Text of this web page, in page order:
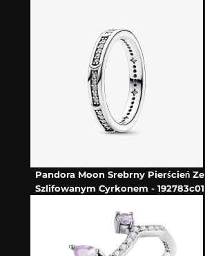
Pandora Moon Srebrny Pierścień Ze
Szlifowanym Cyrkonem - 192783c01